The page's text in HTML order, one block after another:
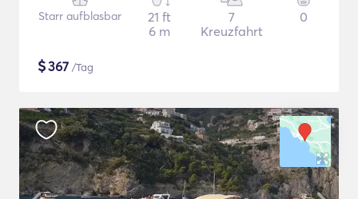
Starr aufblasbar
21 ft
6 m
7
Kreuzfahrt
0
$367 /Tag